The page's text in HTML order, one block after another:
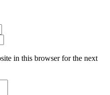
in this browser for the next